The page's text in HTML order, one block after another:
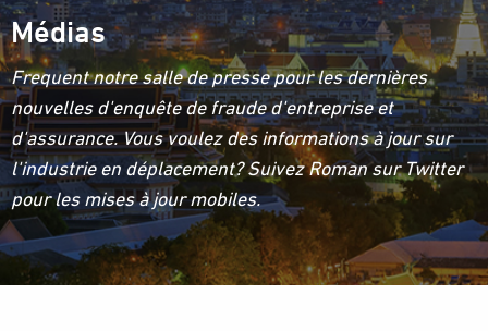
Médias
Frequent notre salle de presse pour les dernières
nouvelles d'enquête de fraude d'entreprise et
d'assurance. Vous voulez des informations à jour sur
l'industrie en déplacement? Suivez Roman sur Twitter
pour les mises à jour mobiles.